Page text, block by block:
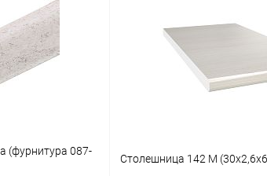
(фурнитура 087-
Столешница 142 М